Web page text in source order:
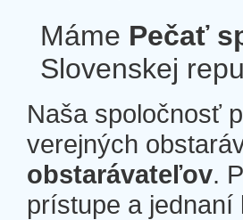
Máme Pečať
Slovenskej
Naša spoločnosť
verejných
obstarávateľov.
prístupe a